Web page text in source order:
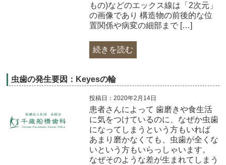
もの)などのエックス線は「2次元」
の画像であり 構造物の前後的な位
置関係や病変の細部まで […]
続きを読む
虫歯の発生要因：Keyesの輪
投稿日：2020年2月14日
患者さんによって 歯磨きや食生活
に気をつけているのに、なぜか虫歯
になってしまうという方もいれば
あまり磨かなくても、虫歯が全くな
いという方もいらっしゃいます。
なぜそのような差が生まれてしまう